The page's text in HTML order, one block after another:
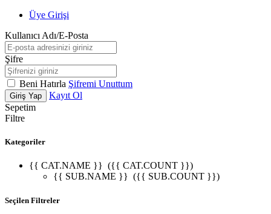
Üye Girişi
Kullanıcı Adı/E-Posta
Şifre
Beni Hatırla Şifremi Unuttum
Giriş Yap
Kayıt Ol
Sepetim
Filtre
Kategoriler
{{ CAT.NAME }} ({{ CAT.COUNT }})
{{ SUB.NAME }} ({{ SUB.COUNT }})
Seçilen Filtreler